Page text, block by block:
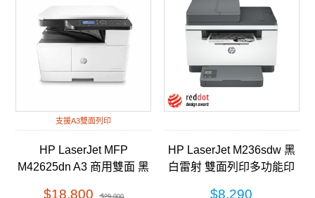
支援A3雙面列印
HP LaserJet MFP
M42625dn A3 商用雙面 黑
$18,800
HP LaserJet M236sdw 黑
白雷射 雙面列印多功能印
$8,290